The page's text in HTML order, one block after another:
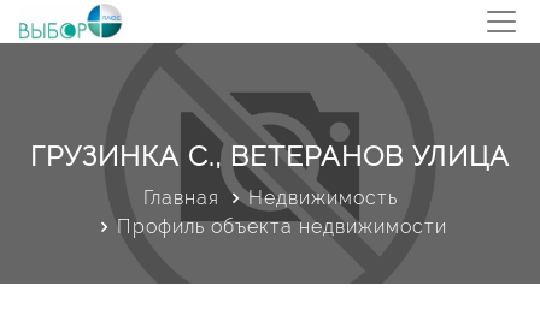
ГРУЗИНКА С., ВЕТЕРАНОВ УЛИЦА
Главная
Недвижимость
Профиль объекта недвижимости